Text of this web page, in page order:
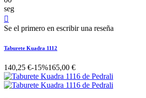
seg

Se el primero en escribir una reseña
Taburete Kuadra 1112
140,25 €-15%165,00 €